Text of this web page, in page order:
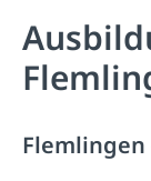
Flemlingen